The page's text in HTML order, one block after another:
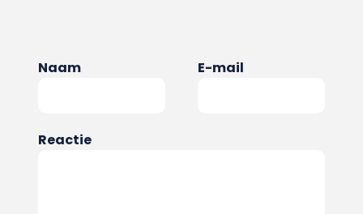
Naam E-mail
Reactie